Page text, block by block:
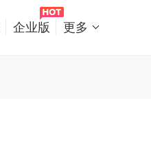
企业版 更多